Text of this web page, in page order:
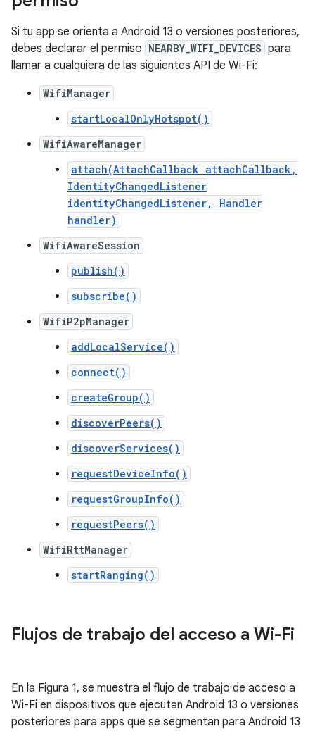
Si tu app se orienta a Android 13 o versiones posteriores,
debes declarar el permiso NEARBY_WIFI_DEVICES para
llamar a cualquiera de las siguientes API de Wi-Fi:
WifiManager
startLocalOnlyHotspot()
WifiAwareManager
attach(AttachCallback attachCallback,
IdentityChangedListener
identityChangedListener, Handler
handler)
WifiAwareSession
publish()
subscribe()
WifiP2pManager
addLocalService()
connect()
createGroup()
discoverPeers()
discoverServices()
requestDeviceInfo()
requestGroupInfo()
requestPeers()
WifiRttManager
startRanging()
Flujos de trabajo del acceso a Wi-Fi
En la Figura 1, se muestra el flujo de trabajo de acceso a
Wi-Fi en dispositivos que ejecutan Android 13 o versiones
posteriores para apps que se segmentan para Android 13